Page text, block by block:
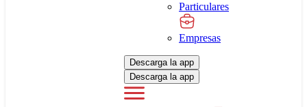
Particulares
Empresas
Descarga la app
Descarga la app